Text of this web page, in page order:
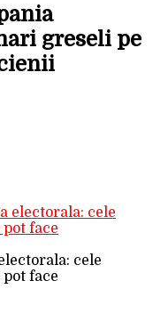
greseli pe
cele
face